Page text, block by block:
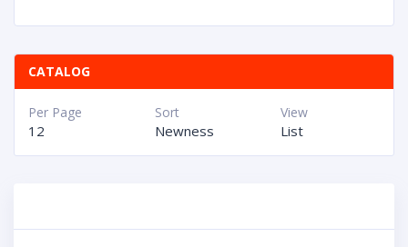
CATALOG
View
List
Sort
Newness
Per Page
12